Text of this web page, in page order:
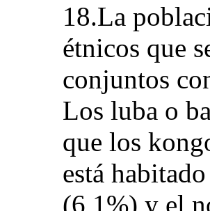
18.La
étnicos que
conjuntos
Los luba o
que los
está
(6,1%) y el